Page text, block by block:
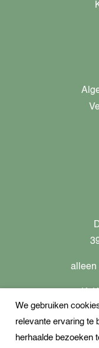
alleen
Btw-
We gebruiken
relevante ervaring te
herhaalde bezoeken